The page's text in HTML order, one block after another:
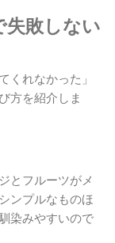
失敗しない
くれなかった」
方を紹介しま
とフルーツがメ
ンプルなものほ
染みやすいので